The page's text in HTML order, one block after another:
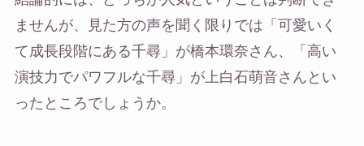
ませんが、見た方の声を聞く限りでは「可愛いく
て成長段階にある千尋」が橋本環奈さん、「高い
演技力でパワフルな千尋」が上白石萌音さんとい
ったところでしょうか。